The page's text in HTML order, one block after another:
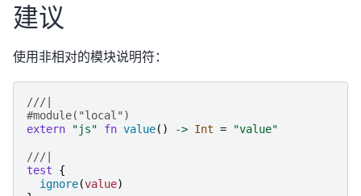
建议
使用非相对的模块说明符：
///|
#module("local")
extern
"js" fn value() -> Int = "value"
///|
test
{
ignore(value)